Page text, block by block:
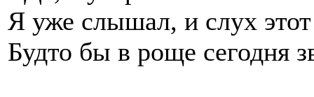
Я уже слышал, и слух
Будто бы в роще сегодня